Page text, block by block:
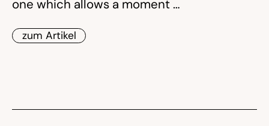
one which allows a moment …
zum Artikel